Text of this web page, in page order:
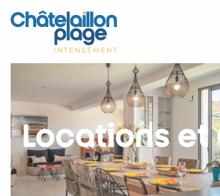
Aller
au
principal
Accueil
Découvrir
Activités
A vivre
Rendez-vous
Locations et